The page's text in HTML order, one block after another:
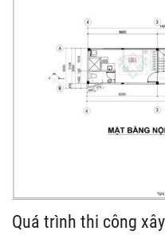
Quá trình thi công